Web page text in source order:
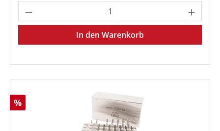
Produkt Anzahl: Gib den
In den Warenkorb
Rabatt
%